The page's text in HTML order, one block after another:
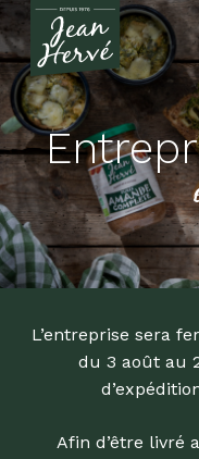
Passer
au
contenu
principalRecherche
de
produits
L’entreprise sera
du 3 août au
Afin d’être livré